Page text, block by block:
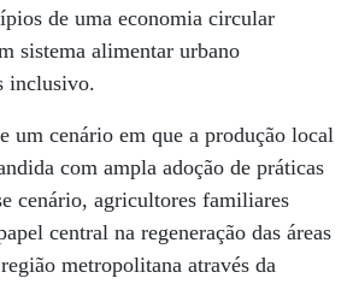
de uma economia circular
sistema alimentar urbano
inclusivo.
um cenário em que a produção local
com ampla adoção de práticas
cenário, agricultores familiares
central na regeneração das áreas
metropolitana através da